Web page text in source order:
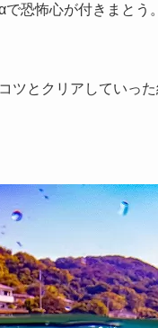
恐怖心が付きまと
ツとクリアしていっ